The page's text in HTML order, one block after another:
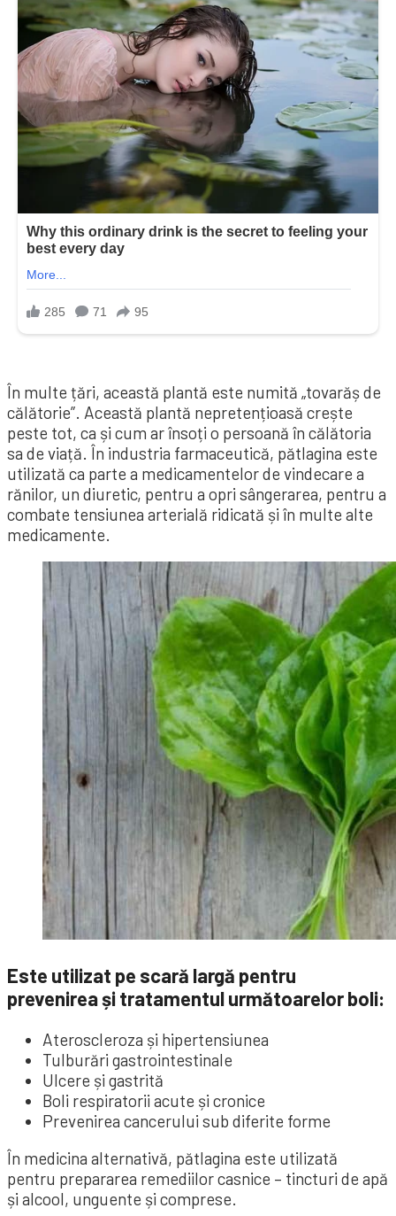
În multe țări, această plantă este numită „tovarăș de
călătorie”. Această plantă nepretențioasă crește
peste tot, ca și cum ar însoți o persoană în călătoria
sa de viață. În industria farmaceutică, pătlagina este
utilizată ca parte a medicamentelor de vindecare a
rănilor, un diuretic, pentru a opri sângerarea, pentru a
combate tensiunea arterială ridicată și în multe alte
medicamente.
Este utilizat pe scară largă pentru
prevenirea și tratamentul următoarelor boli:
Ateroscleroza și hipertensiunea
Tulburări gastrointestinale
Ulcere și gastrită
Boli respiratorii acute și cronice
Prevenirea cancerului sub diferite forme
În medicina alternativă, pătlagina este utilizată
pentru prepararea remediilor casnice – tincturi de apă
și alcool, unguente și comprese.